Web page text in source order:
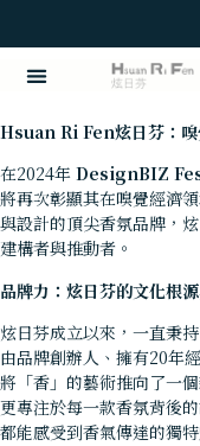
Hsuan Ri Fen炫日芬：
在2024年 DesignBIZ
將再次彰顯其在嗅覺經濟
與設計的頂尖香氛品牌，
建構者與推動者。
品牌力：炫日芬的文化根
炫日芬成立以來，一直秉
由品牌創辦人、擁有20年
將「香」的藝術推向了一
更專注於每一款香氛背後
都能感受到香氣傳達的獨特